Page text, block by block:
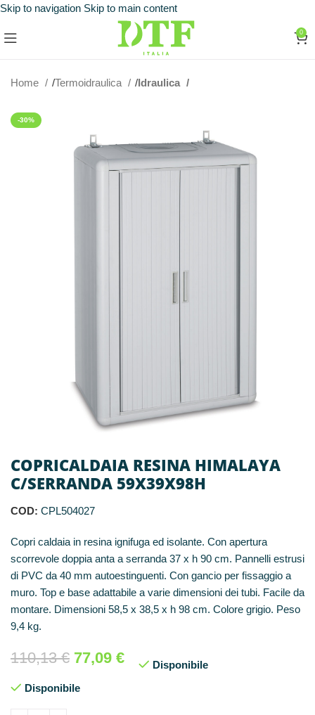
Skip to navigation Skip to main content
0
Home Termoidraulica Idraulica
-30%
COPRICALDAIA RESINA HIMALAYA
C/SERRANDA 59X39X98H
COD: CPL504027
Copri caldaia in resina ignifuga ed isolante. Con apertura
scorrevole doppia anta a serranda 37 x h 90 cm. Pannelli estrusi
di PVC da 40 mm autoestinguenti. Con gancio per fissaggio a
muro. Top e base adattabile a varie dimensioni dei tubi. Facile da
montare. Dimensioni 58,5 x 38,5 x h 98 cm. Colore grigio. Peso
9,4 kg.
110,13€ 77,09 €
Disponibile
Disponibile